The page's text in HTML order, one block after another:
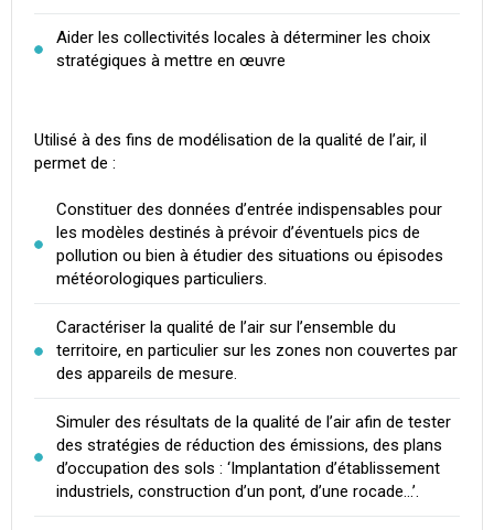
Aider les collectivités locales à déterminer les choix
stratégiques à mettre en œuvre
Utilisé à des fins de modélisation de la qualité de l’air, il
permet de :
Constituer des données d’entrée indispensables pour
les modèles destinés à prévoir d’éventuels pics de
pollution ou bien à étudier des situations ou épisodes
météorologiques particuliers.
Caractériser la qualité de l’air sur l’ensemble du
territoire, en particulier sur les zones non couvertes par
des appareils de mesure.
Simuler des résultats de la qualité de l’air afin de tester
des stratégies de réduction des émissions, des plans
d’occupation des sols : ‘Implantation d’établissement
industriels, construction d’un pont, d’une rocade...’.